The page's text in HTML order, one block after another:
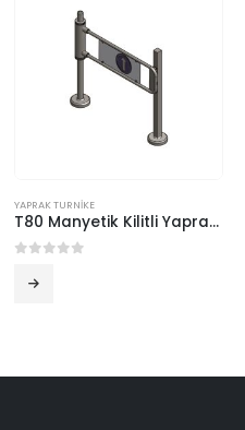
YAPRAK TURNİKE
T80 Manyetik Kilitli Yaprak Turnike